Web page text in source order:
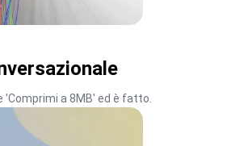
a 8MB' ed è fatto.